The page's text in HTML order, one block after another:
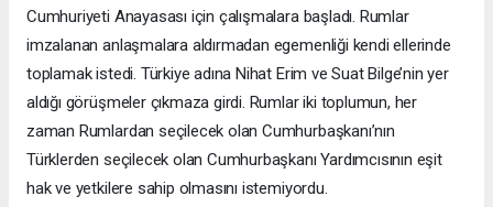
Cumhuriyeti Anayasası için çalışmalara başladı. Rumlar
imzalanan anlaşmalara aldırmadan egemenliği kendi ellerinde
toplamak istedi. Türkiye adına Nihat Erim ve Suat Bilge’nin yer
aldığı görüşmeler çıkmaza girdi. Rumlar iki toplumun, her
zaman Rumlardan seçilecek olan Cumhurbaşkanı’nın
Türklerden seçilecek olan Cumhurbaşkanı Yardımcısının eşit
hak ve yetkilere sahip olmasını istemiyordu.